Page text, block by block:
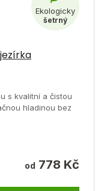
od 778 Kč
s kvalitní a čistou
hladinou bez